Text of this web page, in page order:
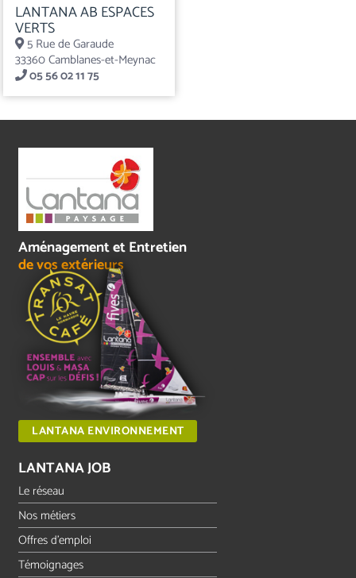
LANTANA AB ESPACES
VERTS
5 Rue de Garaude
33360 Camblanes-et-Meynac
05 56 02 11 75
Aménagement et Entretien
de vos extérieurs
LANTANA ENVIRONNEMENT
LANTANA JOB
Le réseau
Nos métiers
Offres d'emploi
Témoignages